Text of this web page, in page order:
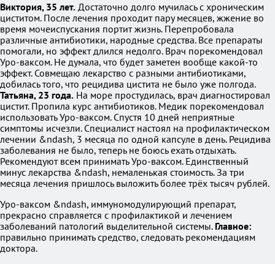
Виктория, 35 лет. Достаточно долго мучилась с хроническим
циститом. После лечения проходит пару месяцев, жжение во
время мочеиспускания портит жизнь. Перепробовала
различные антибиотики, народные средства. Все препараты
помогали, но эффект длился недолго. Врач порекомендовал
Уро-ваксом. Не думала, что будет заметен вообще какой-то
эффект. Совмещаю лекарство с разными антибиотиками,
добилась того, что рецидива цистита не было уже полгода.
Татьяна, 23 года. На море простудилась, врач диагностировал
цистит. Пропила курс антибиотиков. Медик порекомендовал
использовать Уро-ваксом. Спустя 10 дней неприятные
симптомы исчезли. Специалист настоял на профилактическом
лечении &ndash, 3 месяца по одной капсуле в день. Рецидива
заболевания не было, теперь не боюсь ехать отдыхать.
Рекомендуют всем принимать Уро-ваксом. Единственный
минус лекарства &ndash, немаленькая стоимость. За три
месяца лечения пришлось выложить более трёх тысяч рублей.
Уро-ваксом &ndash, иммуномодулирующий препарат,
прекрасно справляется с профилактикой и лечением
заболеваний патологий выделительной системы. Главное:
правильно принимать средство, следовать рекомендациям
доктора.